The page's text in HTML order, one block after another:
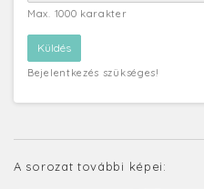
Max. 1000 karakter
Bejelentkezés szükséges!
A sorozat további képei: